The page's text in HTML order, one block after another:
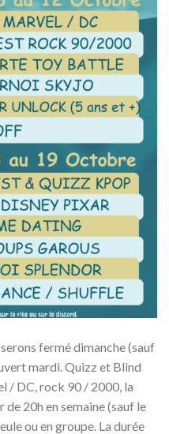
fermé dimanche (sauf
mardi. Quizz et Blind
/ DC, rock 90 / 2000, la
20h en semaine (sauf le
ou en groupe. La durée